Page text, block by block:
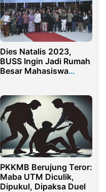
Dies Natalis 2023,
BUSS Ingin Jadi Rumah
Besar Mahasiswa
PKKMB Berujung Teror:
Maba UTM Diculik,
Dipukul, Dipaksa Duel